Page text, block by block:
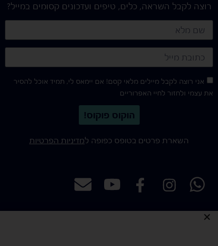
רוצה לקבל השראה, כלים, טיפים ועדכונים קסומים במייל?
אני רוצה לקבל מיילים מלאי קסם! אם יימאס לי, תמיד אוכל להסיר
את עצמי ולחזור לחיי האפרוריים
הוקוס פוקוס!
השארת פרטים בטופס כפופה למדיניות הפרטיות